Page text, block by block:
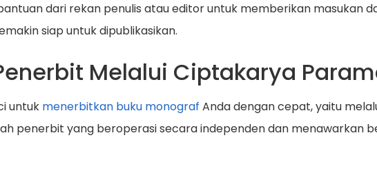
dari rekan penulis atau editor untuk memberikan masukan
siap untuk dipublikasikan.
Melalui Ciptakarya
untuk menerbitkan buku monograf Anda dengan cepat, yaitu
penerbit yang beroperasi secara independen dan menawarkan